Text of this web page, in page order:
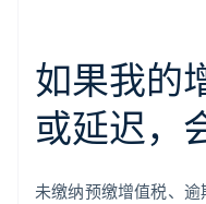
如果我的
或延迟，
未缴纳预缴增值税、
阿联酋
English
English